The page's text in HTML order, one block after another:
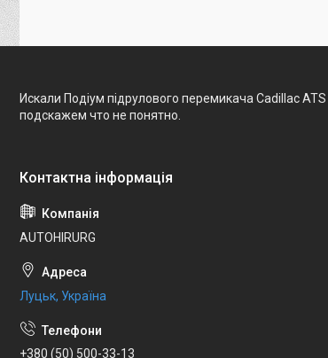
Искали Подіум підрулового перемикача Cadillac
подскажем что не понятно.
AUTOHIRURG
Луцьк, Україна
+380 (50) 500-33-13